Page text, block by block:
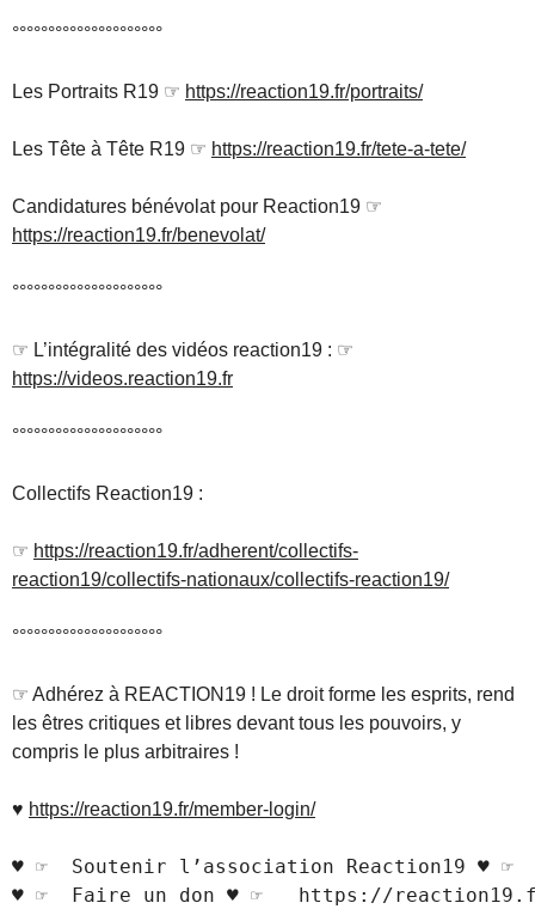
°°°°°°°°°°°°°°°°°°°°°
Les Portraits R19 ☞ https://reaction19.fr/portraits/
Les Tête à Tête R19 ☞ https://reaction19.fr/tete-a-tete/
Candidatures bénévolat pour Reaction19 ☞
https://reaction19.fr/benevolat/
°°°°°°°°°°°°°°°°°°°°°
☞ L’intégralité des vidéos reaction19 : ☞
https://videos.reaction19.fr
°°°°°°°°°°°°°°°°°°°°°
Collectifs Reaction19 :
☞ https://reaction19.fr/adherent/collectifs-
reaction19/collectifs-nationaux/collectifs-reaction19/
°°°°°°°°°°°°°°°°°°°°°
☞ Adhérez à REACTION19 ! Le droit forme les esprits, rend
les êtres critiques et libres devant tous les pouvoirs, y
compris le plus arbitraires !
♥ https://reaction19.fr/member-login/
♥ ☞  Soutenir l’association Reaction19 ♥